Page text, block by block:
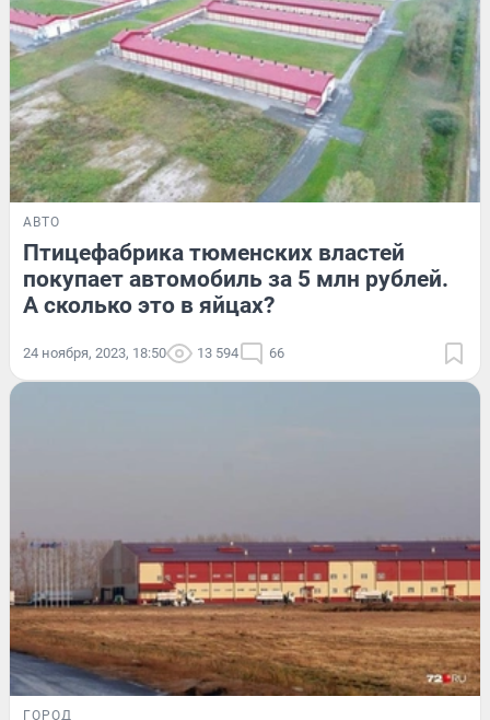
АВТО
Птицефабрика тюменских властей
покупает автомобиль за 5 млн рублей.
А сколько это в яйцах?
24 ноября, 2023, 18:50 13 594 66
ГОРОД